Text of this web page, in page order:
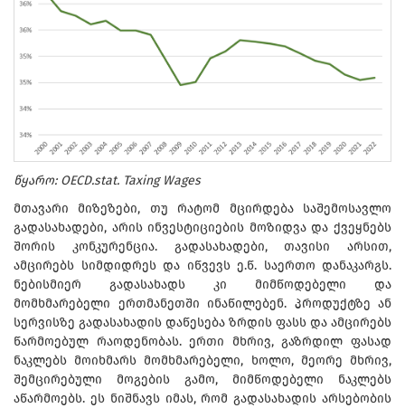
წყარო: OECD.stat. Taxing Wages
მთავარი მიზეზები, თუ რატომ მცირდება საშემოსავლო
გადასახადები, არის ინვესტიციების მოზიდვა და ქვეყნებს
შორის კონკურენცია. გადასახადები, თავისი არსით,
ამცირებს სიმდიდრეს და იწვევს ე.წ. საერთო დანაკარგს.
ნებისმიერ გადასახადს კი მიმწოდებელი და
მომხმარებელი ერთმანეთში ინაწილებენ. პროდუქტზე ან
სერვისზე გადასახადის დაწესება ზრდის ფასს და ამცირებს
წარმოებულ რაოდენობას. ერთი მხრივ, გაზრდილ ფასად
ნაკლებს მოიხმარს მომხმარებელი, ხოლო, მეორე მხრივ,
შემცირებული მოგების გამო, მიმწოდებელი ნაკლებს
აწარმოებს. ეს ნიშნავს იმას, რომ გადასახადის არსებობის